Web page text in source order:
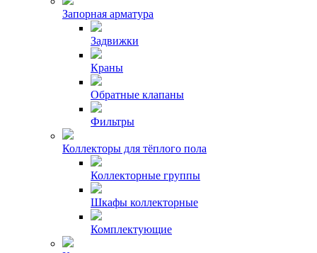
Запорная арматура
Задвижки
Краны
Обратные клапаны
Фильтры
Коллекторы для тёплого пола
Коллекторные группы
Шкафы коллекторные
Комплектующие